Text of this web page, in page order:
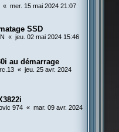
« mer. 15 mai 2024 21:07
SSD
« jeu. 02 mai 2024 15:46
au démarrage
« jeu. 25 avr. 2024
974 « mar. 09 avr. 2024